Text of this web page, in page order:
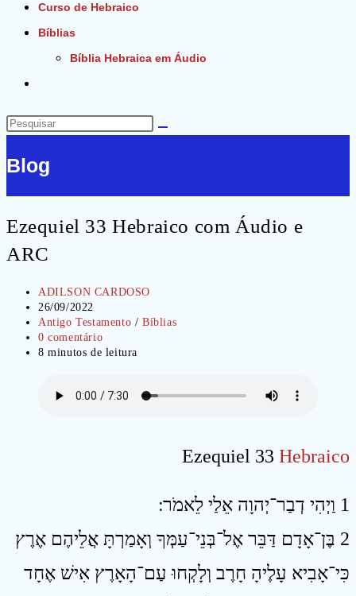
Curso de Hebraico
Bíblias
Bíblia Hebraica em Áudio
do
site
Pesquisar
site
Blog
Ezequiel 33 Hebraico com Áudio e
ARC
Autor
do
post:
ADILSON CARDOSO
Post
publicado:
26/09/2022
Categoria
do
post:
Antigo Testamento / Bíblias
Comentários
do
0 comentário
Tempo
8 minutos de leitura
Ezequiel 33 Hebraico
1 וַיְהִי דְבַר־יְהוָה אֵלַי לֵאמֹר ׃
2 בֶּן־אָדָם דַּבֵּר אֶל־בְּנֵי־עַמְּךָ וְאָמַרְתָּ אֲלֵיהֶם אֶרֶץ
כִּי־אָבִיא עָלֶיהָ חָרֶב וְלָקְחוּ עַם־הָאָרֶץ אִישׁ אֶחָד